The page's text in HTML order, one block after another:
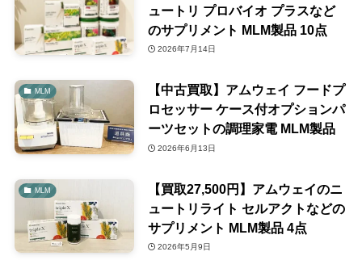
ュートリ プロバイオ プラスなど
のサプリメント MLM製品 10点
2026年7月14日
MLM
【中古買取】アムウェイ フードプ
ロセッサー ケース付オプションパ
ーツセットの調理家電 MLM製品
2026年6月13日
MLM
【買取27,500円】アムウェイのニ
ュートリライト セルアクトなどの
サプリメント MLM製品 4点
2026年5月9日